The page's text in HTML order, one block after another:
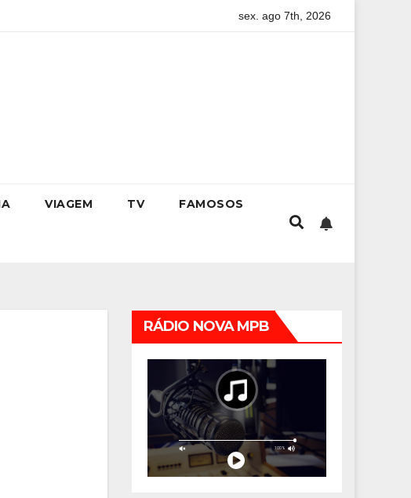
para o Enem: guia completo para conquistar a vaga na universidade
sex. ago 7th, 2026
VIAGEM TV FAMOSOS
RÁDIO NOVA MPB